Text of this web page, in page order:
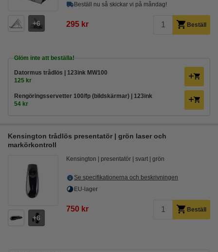
6
Beställ nu så skickar vi på måndag!
295 kr Beställ
Glöm inte att beställa!
Datormus trådlös | 123ink MW100
125 kr
Rengöringsservetter 100/fp (bildskärmar) | 123ink
54 kr
Kensington trådlös presentatör | grön laser och
markörkontroll
6
Kensington presentatör svart grön
Se specifikationerna och beskrivningen
EU-lager
750 kr Beställ